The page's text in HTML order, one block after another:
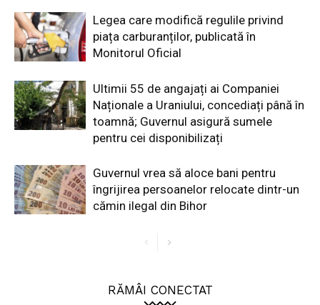
Legea care modifică regulile privind
piața carburanților, publicată în
Monitorul Oficial
Ultimii 55 de angajați ai Companiei
Naționale a Uraniului, concediați până în
toamnă; Guvernul asigură sumele
pentru cei disponibilizați
Guvernul vrea să aloce bani pentru
îngrijirea persoanelor relocate dintr-un
cămin ilegal din Bihor
RĂMÂI CONECTAT